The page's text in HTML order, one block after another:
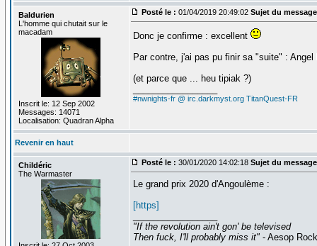
Baldurien
L'homme qui chutait sur le
macadam
Inscrit le: 12 Sep 2002
Messages: 14071
Localisation: Quadran Alpha
Posté le : 01/04/2019 20:49:02 Sujet du
Donc je confirme : excellent
Par contre, j'ai pas pu finir sa "suite" : Angel
(et parce que ... heu tipiak ?)
#nwnights-fr @ irc.darkmyst.org TitanQuest-FR
Revenir en haut
Childéric
The Warmaster
Posté le : 30/01/2020 14:02:18 Sujet du
Le grand prix 2020 d'Angoulème :
[https]
"If the revolution ain't gon' be televised
Then fuck, I'll probably miss it"- Aesop Rock